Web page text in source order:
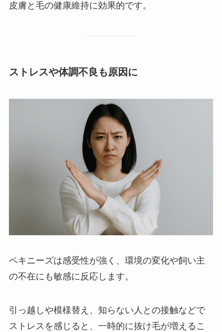
皮膚と毛の健康維持に効果的です。
ストレスや体調不良も原因に
ペキニーズは感受性が強く、環境の変化や飼い主
の不在にも敏感に反応します。
引っ越しや模様替え、知らない人との接触などで
ストレスを感じると、一時的に抜け毛が増えるこ